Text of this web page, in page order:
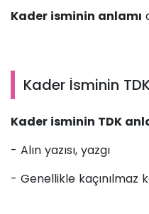
Kader isminin anlamı
Kader İsminin
Kader isminin TDK
- Alın yazısı, yazgı
- Genellikle kaçınılmaz